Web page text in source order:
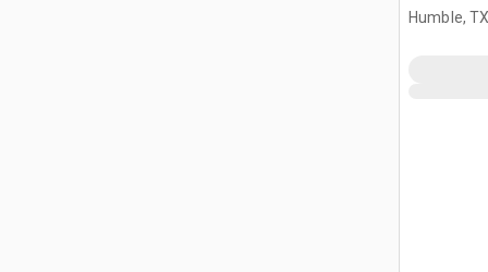
Humble,